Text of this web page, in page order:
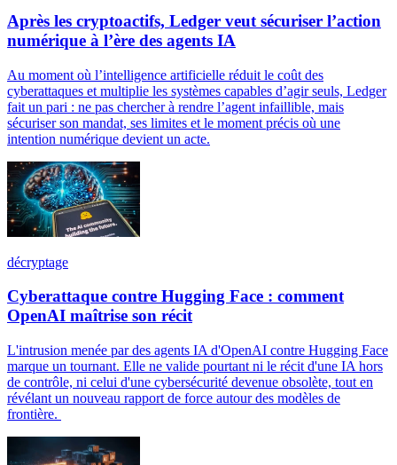
Après les cryptoactifs, Ledger veut sécuriser l’action
numérique à l’ère des agents IA
Au moment où l’intelligence artificielle réduit le coût des
cyberattaques et multiplie les systèmes capables d’agir seuls, Ledger
fait un pari : ne pas chercher à rendre l’agent infaillible, mais
sécuriser son mandat, ses limites et le moment précis où une
intention numérique devient un acte.
décryptage
Cyberattaque contre Hugging Face : comment
OpenAI maîtrise son récit
L'intrusion menée par des agents IA d'OpenAI contre Hugging Face
marque un tournant. Elle ne valide pourtant ni le récit d'une IA hors
de contrôle, ni celui d'une cybersécurité devenue obsolète, tout en
révélant un nouveau rapport de force autour des modèles de
frontière.